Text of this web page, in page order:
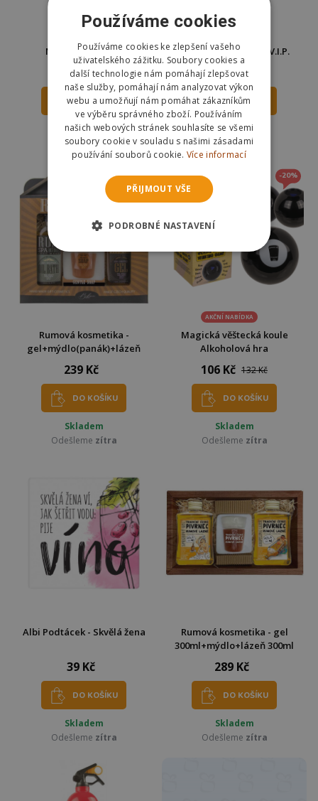
Nápojová pumpa
629 Kč
DO KOŠÍKU
Skladem
Odešlemezítra
Člověče, napij se! 3+V.I.P.
349 Kč 399 Kč
DO KOŠÍKU
Skladem
Odešlemezítra
Rumová kosmetika -
gel+mýdlo(panák)+lázeň
239 Kč
DO KOŠÍKU
Skladem
Odešleme zítra
-20%
AKČNÍ NABÍDKA
Magická věštecká koule
Alkoholová hra
106 Kč 132 Kč
DO KOŠÍKU
Skladem
Odešleme zítra
Albi Podtácek - Skvělá žena
39 Kč
DO KOŠÍKU
Skladem
Odešleme zítra
Rumová kosmetika - gel
300ml+mýdlo+lázeň 300ml
289 Kč
DO KOŠÍKU
Skladem
Odešleme zítra
Používáme cookies
Používáme cookies ke zlepšení vašeho
uživatelského zážitku. Soubory cookies a
další technologie nám pomáhají zlepšovat
naše služby, pomáhají nám analyzovat výkon
webu a umožňují nám pomáhat zákazníkům
ve výběru správného zboží. Používáním
našich webových stránek souhlasíte se všemi
soubory cookie v souladu s našimi zásadami
používání souborů cookie. Více informací
PŘIJMOUT VŠE
PODROBNÉ NASTAVENÍ